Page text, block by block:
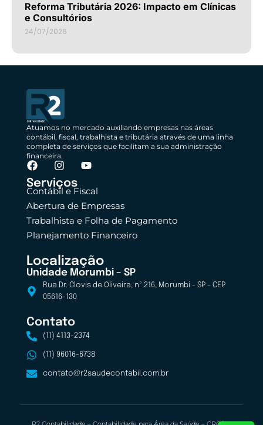
Reforma Tributária 2026: Impacto em Clínicas
e Consultórios
24/07/2026
Atuamos no mercado auxiliando empresas nas áreas
contábil, fiscal, trabalhista e tributária através de uma linha
completa de serviços que facilitam a sua administração
financeira.
Serviços
Contábil e Fiscal
Abertura de Empresas
Trabalhista e Folha de Pagamento
Planejamento Financeiro
Localização
Unidade Morumbi – SP
Rua Dr. Clovis de Oliveira, nº 216, Morumbi - SP - CEP
05616-130
Contato
(11) 4113-2374
(11) 96016-6738
contato@r2saudecontabil.com.br